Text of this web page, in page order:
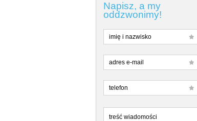
Napisz, a my
oddzwonimy!